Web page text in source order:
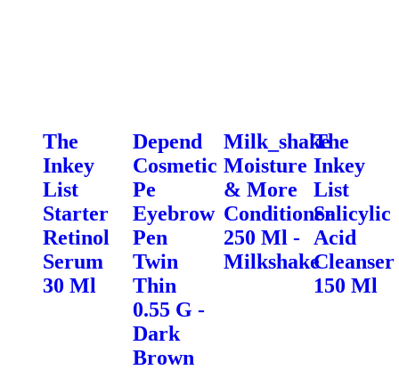
The
Inkey
List
Starter
Retinol
Serum
30 Ml
Depend
Cosmetic
Pe
Eyebrow
Pen
Twin
Thin
0.55 G -
Dark
Brown
Milk_shake
Moisture
& More
Conditioner
250 Ml -
Milkshake
The
Inkey
List
Salicylic
Acid
Cleanser
150 Ml